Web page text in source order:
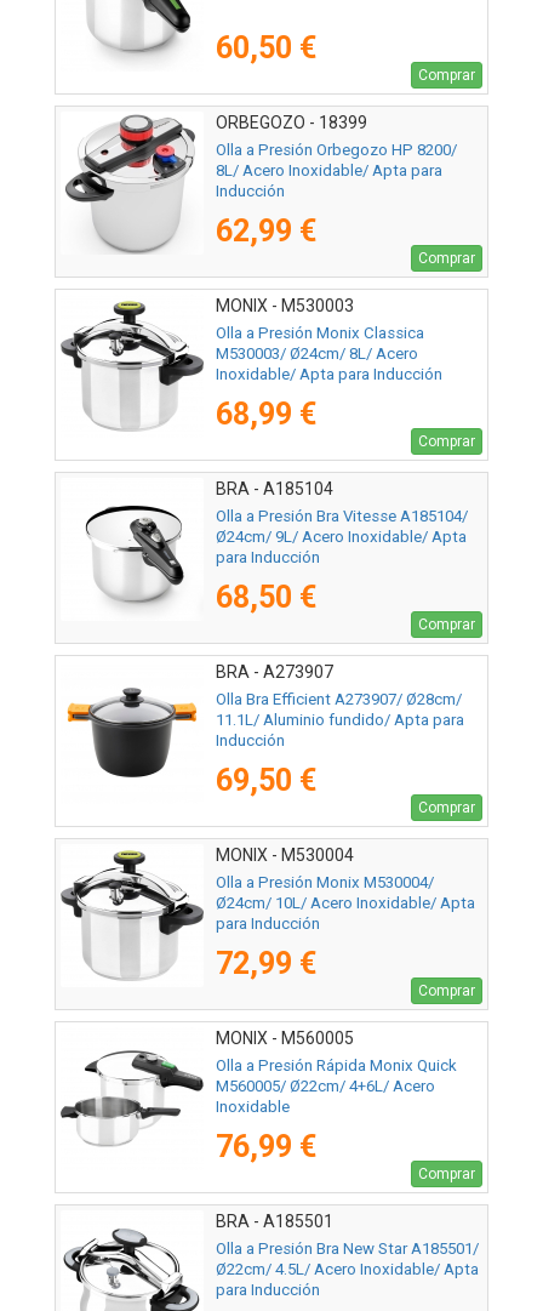
60,50 €
Comprar
ORBEGOZO - 18399
Olla a Presión Orbegozo HP 8200/
8L/ Acero Inoxidable/ Apta para
Inducción
62,99 €
Comprar
MONIX - M530003
Olla a Presión Monix Classica
M530003/ Ø24cm/ 8L/ Acero
Inoxidable/ Apta para Inducción
68,99 €
Comprar
BRA - A185104
Olla a Presión Bra Vitesse A185104/
Ø24cm/ 9L/ Acero Inoxidable/ Apta
para Inducción
68,50 €
Comprar
BRA - A273907
Olla Bra Efficient A273907/ Ø28cm/
11.1L/ Aluminio fundido/ Apta para
Inducción
69,50 €
Comprar
MONIX - M530004
Olla a Presión Monix M530004/
Ø24cm/ 10L/ Acero Inoxidable/ Apta
para Inducción
72,99 €
Comprar
MONIX - M560005
Olla a Presión Rápida Monix Quick
M560005/ Ø22cm/ 4+6L/ Acero
Inoxidable
76,99 €
Comprar
BRA - A185501
Olla a Presión Bra New Star A185501/
Ø22cm/ 4.5L/ Acero Inoxidable/ Apta
para Inducción